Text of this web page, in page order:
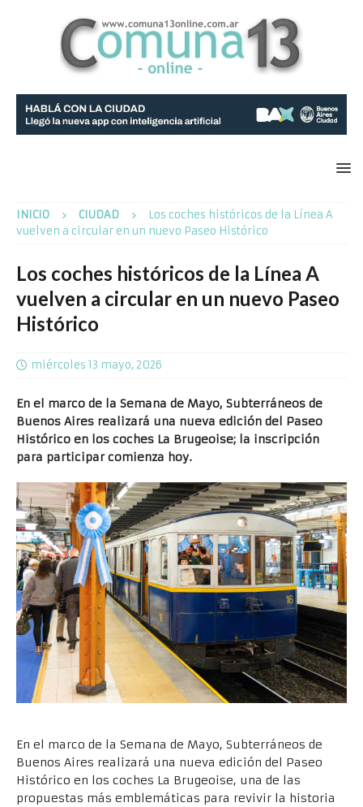
INICIO CIUDAD
Los coches históricos de la Línea A
vuelven a circular en un nuevo Paseo Histórico
Los coches históricos de la Línea A
vuelven a circular en un nuevo Paseo
Histórico
miércoles 13 mayo, 2026
En el marco de la Semana de Mayo, Subterráneos de
Buenos Aires realizará una nueva edición del Paseo
Histórico en los coches La Brugeoise; la inscripción
para participar comienza hoy.
En el marco de la Semana de Mayo, Subterráneos de
Buenos Aires realizará una nueva edición del Paseo
Histórico en los coches La Brugeoise, una de las
propuestas más emblemáticas para revivir la historia